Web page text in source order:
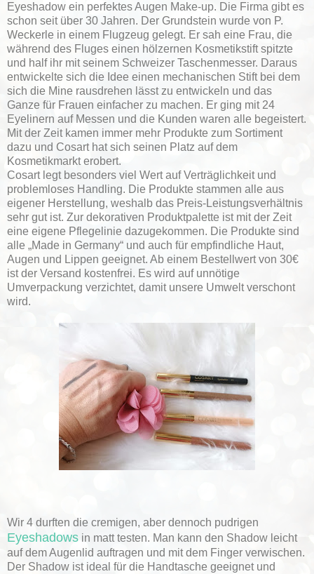
Eyeshadow ein perfektes Augen Make-up. Die Firma gibt es
schon seit über 30 Jahren. Der Grundstein wurde von P.
Weckerle in einem Flugzeug gelegt. Er sah eine Frau, die
während des Fluges einen hölzernen Kosmetikstift spitzte
und half ihr mit seinem Schweizer Taschenmesser. Daraus
entwickelte sich die Idee einen mechanischen Stift bei dem
sich die Mine rausdrehen lässt zu entwickeln und das
Ganze für Frauen einfacher zu machen. Er ging mit 24
Eyelinern auf Messen und die Kunden waren alle begeistert.
Mit der Zeit kamen immer mehr Produkte zum Sortiment
dazu und Cosart hat sich seinen Platz auf dem
Kosmetikmarkt erobert.
Cosart legt besonders viel Wert auf Verträglichkeit und
problemloses Handling. Die Produkte stammen alle aus
eigener Herstellung, weshalb das Preis-Leistungsverhältnis
sehr gut ist. Zur dekorativen Produktpalette ist mit der Zeit
eine eigene Pflegelinie dazugekommen. Die Produkte sind
alle „Made in Germany“ und auch für empfindliche Haut,
Augen und Lippen geeignet. Ab einem Bestellwert von 30€
ist der Versand kostenfrei. Es wird auf unnötige
Umverpackung verzichtet, damit unsere Umwelt verschont
wird.
Wir 4 durften die cremigen, aber dennoch pudrigen
Eyeshadows in matt testen. Man kann den Shadow leicht
auf dem Augenlid auftragen und mit dem Finger verwischen.
Der Shadow ist ideal für die Handtasche geeignet und